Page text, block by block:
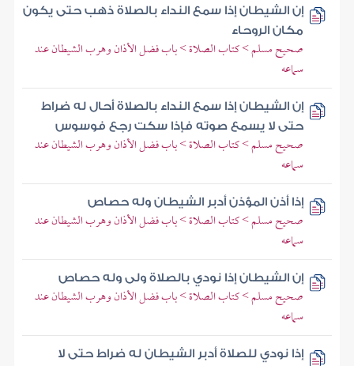
إن الشيطان إذا سمع النداء بالصلاة ذهب حتى يكون
مكان الروحاء
صحيح مسلم > كتاب الصلاة > باب فضل الأذان وهرب الشيطان عند
سماعه
إن الشيطان إذا سمع النداء بالصلاة أحال له ضراط
حتى لا يسمع صوته فإذا سكت رجع فوسوس
صحيح مسلم > كتاب الصلاة > باب فضل الأذان وهرب الشيطان عند
سماعه
إذا أذن المؤذن أدبر الشيطان وله حصاص
صحيح مسلم > كتاب الصلاة > باب فضل الأذان وهرب الشيطان عند
سماعه
إن الشيطان إذا نودي بالصلاة ولى وله حصاص
صحيح مسلم > كتاب الصلاة > باب فضل الأذان وهرب الشيطان عند
سماعه
إذا نودي للصلاة أدبر الشيطان له ضراط حتى لا